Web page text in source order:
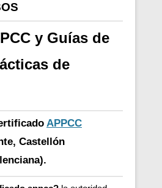
y Guías de
de
APPCC
Castellón